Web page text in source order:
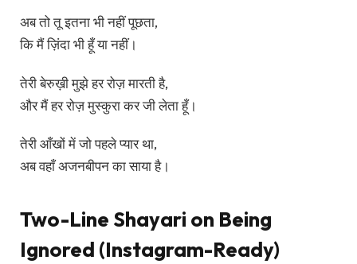
अब तो तू इतना भी नहीं पूछता,
कि मैं ज़िंदा भी हूँ या नहीं।
तेरी बेरुख़ी मुझे हर रोज़ मारती है,
और मैं हर रोज़ मुस्कुरा कर जी लेता हूँ।
तेरी आँखों में जो पहले प्यार था,
अब वहाँ अजनबीपन का साया है।
Two-Line Shayari on Being
Ignored (Instagram-Ready)